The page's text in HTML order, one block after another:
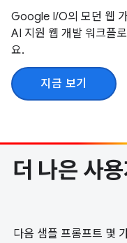
Google I/O의 모던 웹
AI 지원 웹 개발 워크플
요.
지금 보기
더 나은 사
다음 샘플 프롬프트 몇